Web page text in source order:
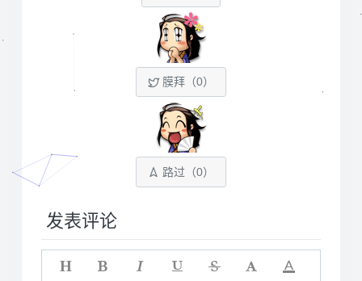
膜拜（0）
路过（0）
发表评论